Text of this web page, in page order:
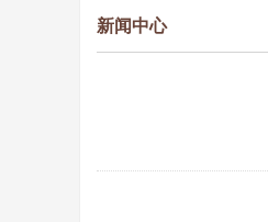
新闻中心